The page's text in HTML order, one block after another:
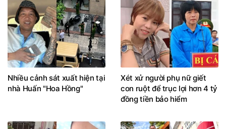
Nhiều cảnh sát xuất hiện tại
nhà Huấn "Hoa Hồng"
Xét xử người phụ nữ giết
con ruột để trục lợi hơn 4 tỷ
đồng tiền bảo hiểm